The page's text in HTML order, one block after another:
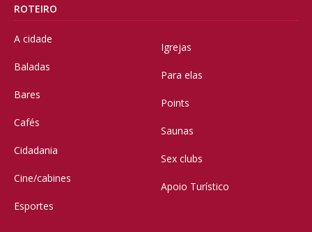
ROTEIRO
A cidade
Baladas
Bares
Cafés
Cidadania
Cine/cabines
Esportes
Igrejas
Para elas
Points
Saunas
Sex clubs
Apoio Turístico